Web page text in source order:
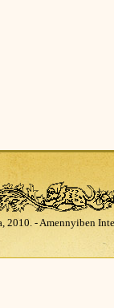
2010. - Amennyiben